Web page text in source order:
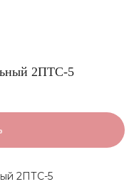
2ПТС-5
2ПТС-5